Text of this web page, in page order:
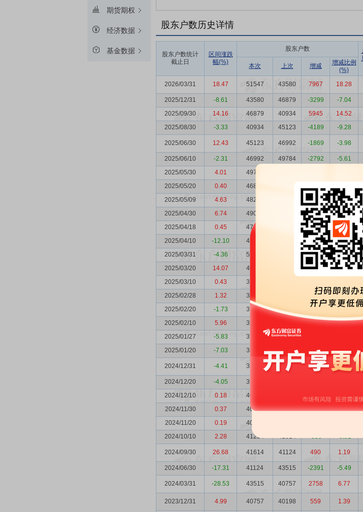
期货期权
经济数据
基金数据
股东户数历史详情
股东户数统计
截止日
区间涨跌
幅(%)
股东户数
本次 上次 增减
增减比例
(%)
2026/03/31
18.47 51547 43580 7967 18.28
2025/12/31 -8.61 43580 46879 -3299 -7.04
2025/09/30
14.16 46879 40934 5945 14.52
2025/08/30
-3.33 40934 45123 -4189 -9.28
2025/06/30 12.43 45123 46992 -1869 -3.98
2025/06/10 -2.31 46992 49784 -2792 -5.61
2025/05/30
4.01 49784
2025/05/20
0.40 46846
2025/05/09
4.63 48297 -791 -1.61
2025/04/30
6.74 49088 1988 4.22
2025/04/18
0.45 47100 -1172 -2.43
2025/04/10
-12.10 48272 -2812 -5.50
2025/03/31
-4.36 51084 10254 25.11
2025/03/20
14.07 40830 3505 9.39
2025/03/10
0.43 37325
2025/02/28
1.32 38039 289 0.77
2025/02/20
-1.73 37750 37972 -222 -0.58
2025/02/10
5.96 37972 90 0.24
2025/01/27
-5.83 37882 38526
2025/01/20
-7.03 38526 38974 -448 -1.15
2024/12/31 -4.41 38974 39695 -721 -1.82
2024/12/20 -4.05 39695
2024/12/10
0.18 40194 -429 -1.06
2024/11/30
0.37 40623 40958 -335 -0.82
2024/11/20
0.19 40958
2024/10/10
2.28 41234 41614 -380 -0.91
2024/09/30 26.68 41614 41124 490 1.19
2024/06/30 -17.31 41124 43515 -2391 -5.49
2024/03/31 -28.53 43515 40757 2758 6.77
2023/12/31 4.99 40757 40198 559 1.39